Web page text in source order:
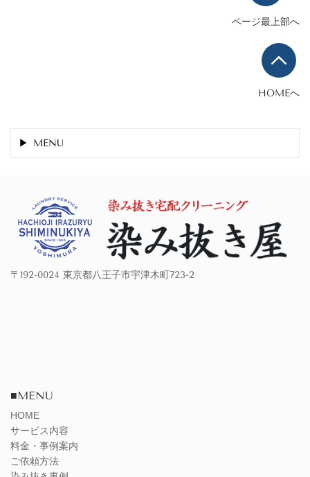
ページ最上部へ
HOMEへ
MENU
〒192-0024 東京都八王子市宇津木町723-2
■MENU
HOME
サービス内容
料金・事例案内
ご依頼方法